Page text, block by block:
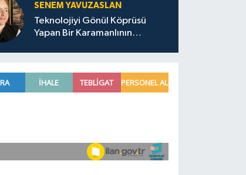
SENEM YAVUZASLAN
Teknolojiyi Gönül Köprüsü
Yapan Bir Karamanlının